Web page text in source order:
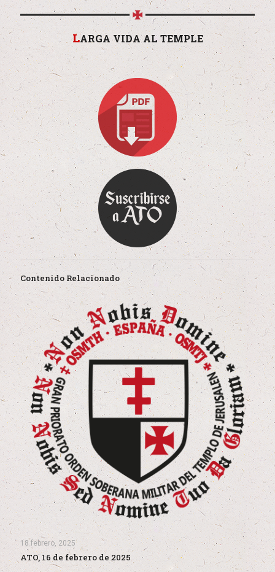
LARGA VIDA AL TEMPLE
Contenido Relacionado
18 febrero, 2025
ATO, 16 de febrero de 2025